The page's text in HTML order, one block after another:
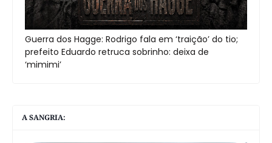
Guerra dos Hagge: Rodrigo fala em ‘traição’ do tio;
prefeito Eduardo retruca sobrinho: deixa de
‘mimimi’
A SANGRIA: